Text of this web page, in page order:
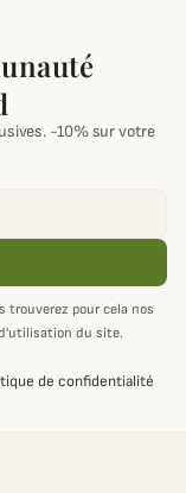
-10% sur votre
trouverez pour cela nos
du site.
de confidentialité